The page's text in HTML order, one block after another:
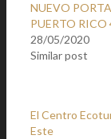
NUEVO
PUERTO RICO
28/05/2020
Similar post
El Centro
Este